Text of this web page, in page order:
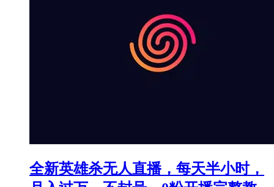
全新英雄杀无人直播，每天半小时，